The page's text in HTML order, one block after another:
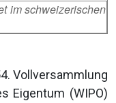
im schweizerischen
Vollversammlung
Eigentum (WIPO)